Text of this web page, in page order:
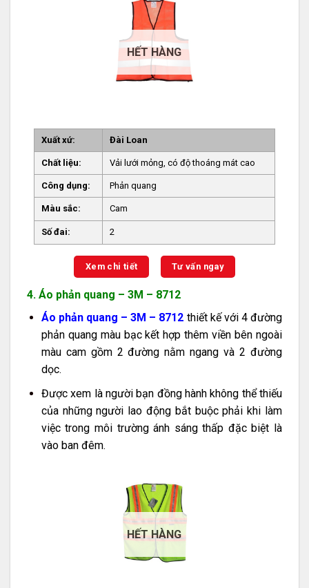
HẾT HÀNG
Xuất xứ: Đài Loan
Chất liệu: Vải lưới mỏng, có độ thoáng mát cao
Công dụng: Phản quang
Màu sắc: Cam
Số đai: 2
Xem chi tiết Tư vấn ngay
4. Áo phản quang – 3M – 8712
Áo phản quang – 3M – 8712 thiết kế với 4 đường
phản quang màu bạc kết hợp thêm viền bên ngoài
màu cam gồm 2 đường nằm ngang và 2 đường
dọc.
Được xem là người bạn đồng hành không thể thiếu
của những người lao động bắt buộc phải khi làm
việc trong môi trường ánh sáng thấp đặc biệt là
vào ban đêm.
HẾT HÀNG